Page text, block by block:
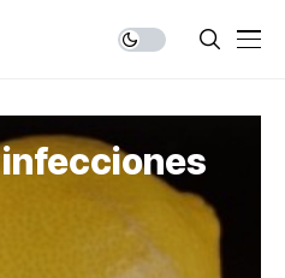
infecciones